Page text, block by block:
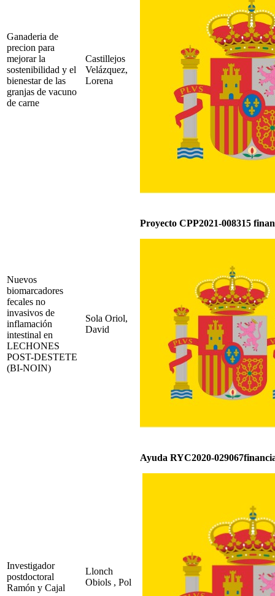
Ganaderia de
precion para
mejorar la
sostenibilidad y el
bienestar de las
granjas de vacuno
de carne
Castillejos
Velázquez,
Lorena
Nuevos
biomarcadores
fecales no
invasivos de
inflamación
intestinal en
LECHONES
POST-DESTETE
(BI-NOIN)
Sola Oriol,
David
Proyecto CPP2021-008315
Investigador
postdoctoral
Ramón y Cajal
Llonch
Obiols , Pol
Ayuda RYC2020-